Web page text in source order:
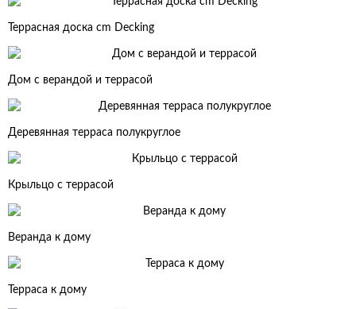
Террасная доска cm Decking
Дом с верандой и террасой
Деревянная терраса полукруглое
Крыльцо с террасой
Веранда к дому
Терраса к дому